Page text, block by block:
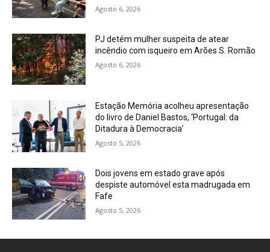
Agosto 6, 2026
PJ detém mulher suspeita de atear
incêndio com isqueiro em Arões S. Romão
Agosto 6, 2026
Estação Memória acolheu apresentação
do livro de Daniel Bastos, ‘Portugal: da
Ditadura à Democracia’
Agosto 5, 2026
Dois jovens em estado grave após
despiste automóvel esta madrugada em
Fafe
Agosto 5, 2026